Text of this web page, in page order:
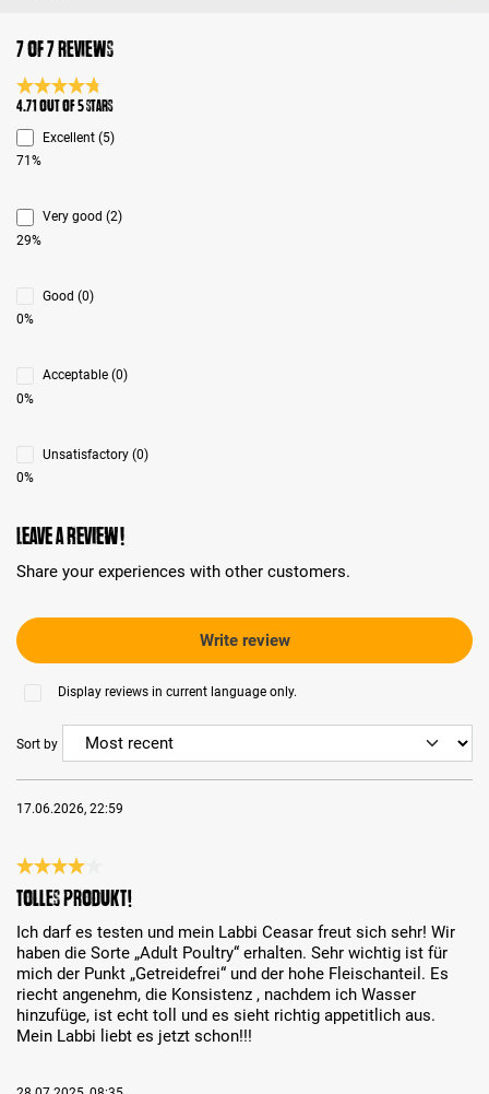
7 of 7 reviews
Average rating 4.7 of 5 Stars
4.71 out of 5 stars
Excellent (5)
71%
Very good (2)
29%
Good (0)
0%
Acceptable (0)
0%
Unsatisfactory (0)
0%
Leave a review!
Share your experiences with other customers.
Write review
Display reviews in current language only.
Sort by
17.06.2026, 22:59
Review with rating of 4 out of 5 stars
Tolles Produkt!
Ich darf es testen und mein Labbi Ceasar freut sich sehr! Wir
haben die Sorte „Adult Poultry“ erhalten. Sehr wichtig ist für
mich der Punkt „Getreidefrei“ und der hohe Fleischanteil. Es
riecht angenehm, die Konsistenz , nachdem ich Wasser
hinzufüge, ist echt toll und es sieht richtig appetitlich aus.
Mein Labbi liebt es jetzt schon!!!